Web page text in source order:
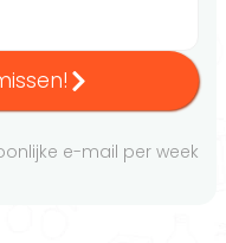
e-mail per week